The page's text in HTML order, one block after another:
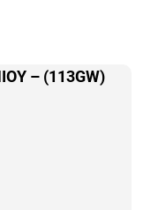
– (113GW)